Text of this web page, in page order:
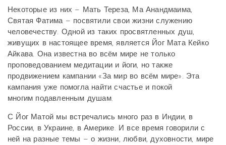
Некоторые из них – Мать Тереза, Ма Анандмаима,
Святая Фатима – посвятили свои жизни служению
человечеству. Одной из таких просвятленных душ,
живущих в настоящее время, является Йог Мата Кейко
Айкава. Она известна во всём мире не только
проповедованием медитации и йоги, но также
продвижением кампании «За мир во всём мире». Эта
кампания уже помогла найти счастье и покой
многим подавленным душам.
С Йог Матой мы встречались много раз в Индии, в
России, в Украине, в Америке. И все время говорили с
ней на разные темы – о жизни, любви, духовности, мире